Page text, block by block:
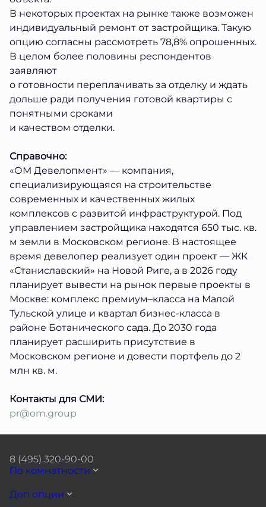
В некоторых проектах на рынке также возможен
индивидуальный ремонт от застройщика. Такую
опцию согласны рассмотреть 78,8% опрошенных.
В целом более половины респондентов
заявляют
о готовности переплачивать за отделку и ждать
дольше ради получения готовой квартиры с
понятными сроками
и качеством отделки.
Справочно:
«ОМ Девелопмент» — компания,
специализирующаяся на строительстве
современных и качественных жилых
комплексов с развитой инфраструктурой. Под
управлением застройщика находятся 650 тыс. кв.
м земли в Московском регионе. В настоящее
время девелопер реализует один проект — ЖК
«Станиславский» на Новой Риге, а в 2026 году
планирует вывести на рынок первые проекты в
Москве: комплекс премиум–класса на Малой
Тульской улице и квартал бизнес-класса в
районе Ботанического сада. До 2030 года
планирует расширить присутствие в
Московском регионе и довести портфель до 2
млн кв. м.
Контакты для СМИ:
pr@om.group
По комнатности
Доп опции
8 (495) 320-90-00